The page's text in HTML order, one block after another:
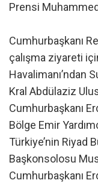
Prensi
Cumhurbaşkanı
çalışma ziyareti
Havalimanı’ndan
Kral Abdülaziz
Cumhurbaşkanı
Bölge Emir
Türkiye’nin Riyad
Başkonsolosu
Cumhurbaşkanı